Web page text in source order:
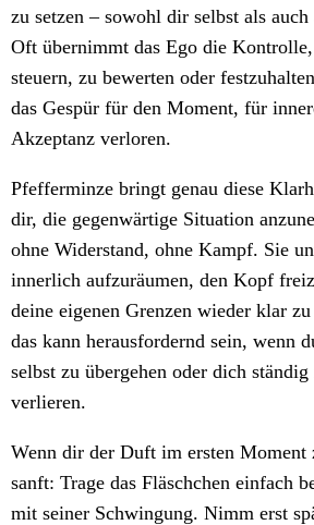
zu setzen – sowohl dir selbst als auch
Oft übernimmt das Ego die
steuern, zu bewerten oder
das Gespür für den Moment, für
Akzeptanz verloren.
Pfefferminze bringt genau diese
dir, die gegenwärtige Situation
ohne Widerstand, ohne Kampf. Sie
innerlich aufzuräumen, den Kopf
deine eigenen Grenzen wieder klar
das kann herausfordernd sein, wenn
selbst zu übergehen oder dich
verlieren.
Wenn dir der Duft im ersten Moment
sanft: Trage das Fläschchen einfach
mit seiner Schwingung. Nimm erst